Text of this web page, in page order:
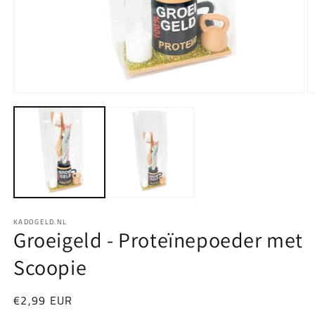
1
KADOGELD.NL
Groeigeld - Proteïnepoeder met
Scoopie
Normale
€2,99 EUR